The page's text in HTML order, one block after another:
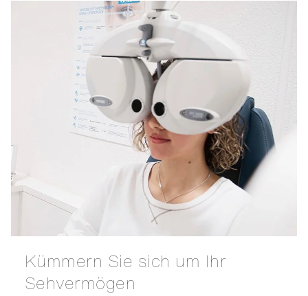
Kümmern Sie sich um Ihr
Sehvermögen